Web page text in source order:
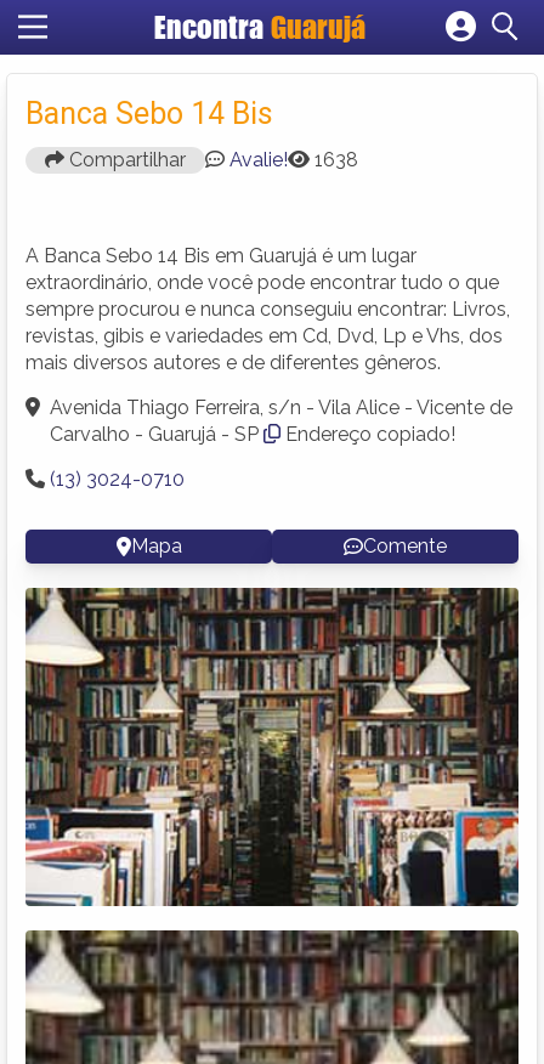
Encontra Guarujá
Cadastrar empresa
Criar conta
Banca Sebo 14 Bis
Compartilhar Avalie! 1638
A Banca Sebo 14 Bis em Guarujá é um lugar
extraordinário, onde você pode encontrar tudo o que
sempre procurou e nunca conseguiu encontrar: Livros,
revistas, gibis e variedades em Cd, Dvd, Lp e Vhs, dos
mais diversos autores e de diferentes gêneros.
Avenida Thiago Ferreira, s/n - Vila Alice - Vicente de
Carvalho - Guarujá - SP
Endereço copiado!
(13) 3024-0710
Mapa Comente